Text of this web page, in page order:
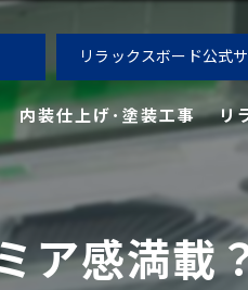
リラックスボード公式
内装仕上げ･塗装工事 リ
ご
ア感満載